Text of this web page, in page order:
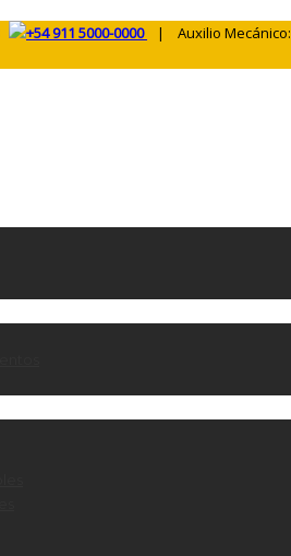
+54 911 5000-0000 | Auxilio Mecánico: